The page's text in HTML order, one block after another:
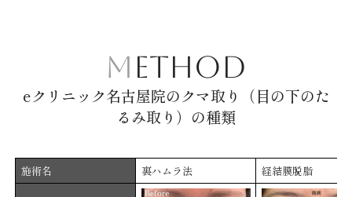
METHOD
eクリニック名古屋院のクマ取り（目の下のた
るみ取り）の種類
施術名 裏ハムラ法 経結膜脱脂